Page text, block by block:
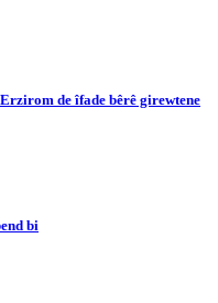
de îfade bêrê girewtene
bi